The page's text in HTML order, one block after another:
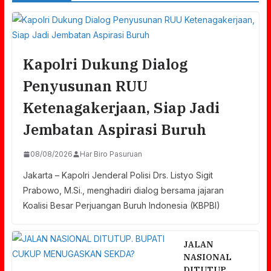
Kapolri Dukung Dialog
Penyusunan RUU
Ketenagakerjaan, Siap Jadi
Jembatan Aspirasi Buruh
08/08/2026 Har Biro Pasuruan
Jakarta – Kapolri Jenderal Polisi Drs. Listyo Sigit
Prabowo, M.Si., menghadiri dialog bersama jajaran
Koalisi Besar Perjuangan Buruh Indonesia (KBPBI)
JALAN
NASIONAL